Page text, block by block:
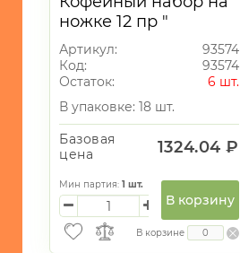
ножке 12 пр "
Розовый цветок" 90
мл
Артикул:
93574
Код:
93574
Остаток:
6 шт.
В упаковке: 18 шт.
Базовая
цена
1324.04 ₽
Мин партия: 1 шт.
В корзину
В корзине